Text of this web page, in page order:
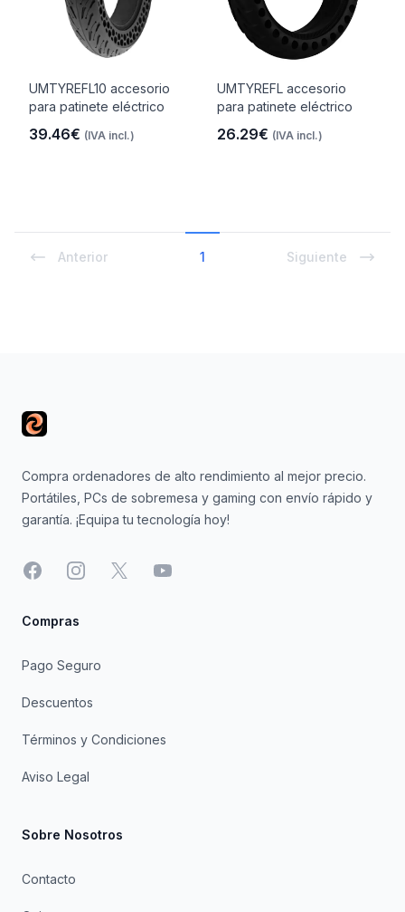
UMTYREFL10 accesorio
para patinete eléctrico
39.46€ (IVA incl.)
UMTYREFL accesorio
para patinete eléctrico
26.29€ (IVA incl.)
Anterior 1 Siguiente
Compra ordenadores de alto rendimiento al mejor precio.
Portátiles, PCs de sobremesa y gaming con envío rápido y
garantía. ¡Equipa tu tecnología hoy!
FacebookInstagram
X YouTube
Compras
Pago Seguro
Descuentos
Términos y Condiciones
Aviso Legal
Sobre Nosotros
Contacto